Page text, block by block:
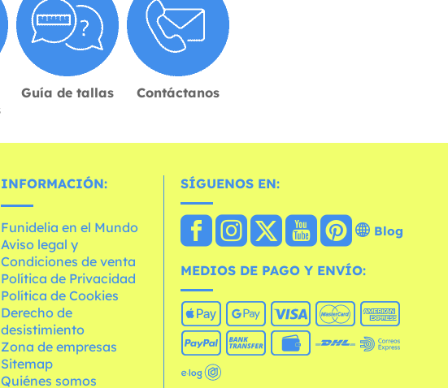
Guía de tallas Contáctanos
INFORMACIÓN:
Funidelia en el Mundo
Aviso legal y
Condiciones de venta
Política de Privacidad
Política de Cookies
Derecho de
desistimiento
Zona de empresas
Sitemap
Quiénes somos
SÍGUENOS EN:
Blog
MEDIOS DE PAGO Y ENVÍO: